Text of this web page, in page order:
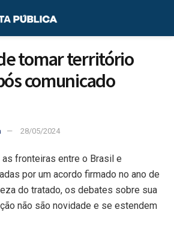
tomar território
comunicado
28/05/2024
fronteiras entre o Brasil e
por um acordo firmado no ano de
do tratado, os debates sobre sua
não são novidade e se estendem